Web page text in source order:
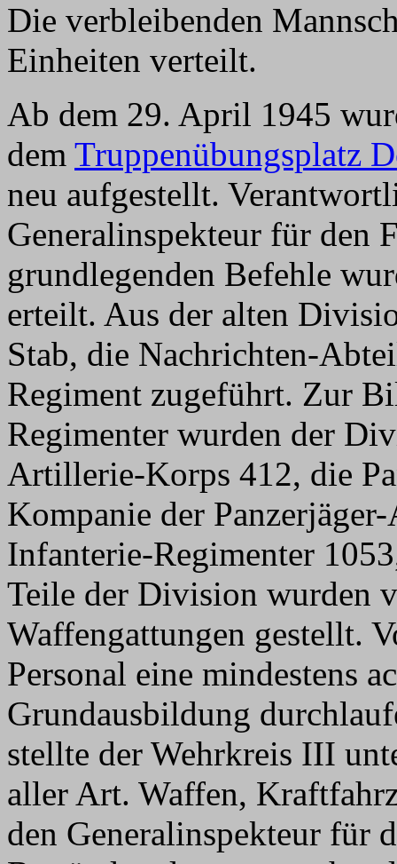
Die verbleibenden
Einheiten verteilt.
Ab dem 29. April 1945
dem Truppenübungsplatz
neu aufgestellt.
Generalinspekteur für den
grundlegenden Befehle
erteilt. Aus der alten
Stab, die Nachrichten-
Regiment zugeführt. Zur
Regimenter wurden der
Artillerie-Korps 412, die
Kompanie der
Infanterie-Regimenter
Teile der Division wurden
Waffengattungen gestellt.
Personal eine mindestens
Grundausbildung
stellte der Wehrkreis III
aller Art. Waffen,
den Generalinspekteur für